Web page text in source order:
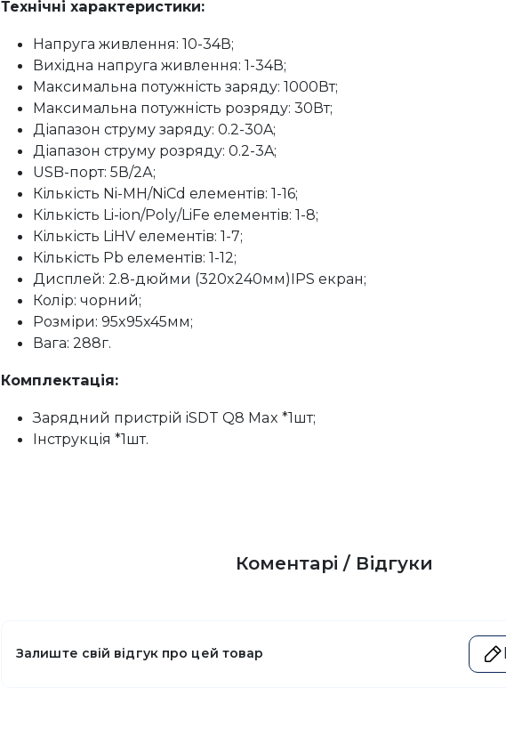
Технічні характеристики:
Напруга живлення: 10-34В;
Вихідна напруга живлення: 1-34В;
Максимальна потужність заряду: 1000Вт;
Максимальна потужність розряду: 30Вт;
Діапазон струму заряду: 0.2-30A;
Діапазон струму розряду: 0.2-3A;
USB-порт: 5В/2А;
Кількість Ni-MH/NiCd елементів: 1-16;
Кількість Li-ion/Poly/LiFe елементів: 1-8;
Кількість LiHV елементів: 1-7;
Кількість Pb елементів: 1-12;
Дисплей: 2.8-дюйми (320x240мм)IPS екран;
Колір: чорний;
Розміри: 95x95x45мм;
Вага: 288г.
Комплектація:
Зарядний пристрій iSDT Q8 Max *1шт;
Інструкція *1шт.
Коментарі / Відгуки
Залиште свій відгук про цей товар